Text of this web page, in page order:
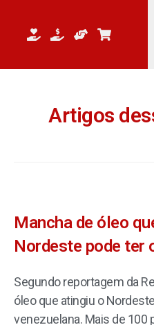
Artigos
Mancha de óleo
Nordeste pode ter
Segundo reportagem da
óleo que atingiu o
venezuelana. Mais de 100